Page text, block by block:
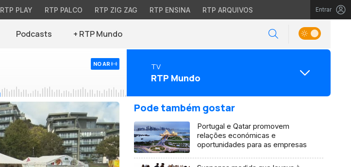
RTP PLAY RTP PALCO RTP ZIG ZAG RTP ENSINA RTP ARQUIVOS Entrar
Podcasts + RTP Mundo
NO AR TV
RTP Mundo
Pode também gostar
Portugal e Qatar promovem
relações económicas e
oportunidades para as empresas